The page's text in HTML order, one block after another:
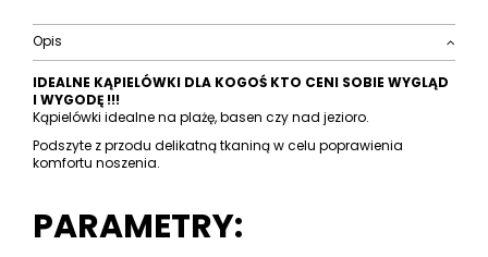
Opis
IDEALNE KĄPIELÓWKI DLA KOGOŚ KTO CENI SOBIE WYGLĄD
I WYGODĘ !!!
Kąpielówki idealne na plażę, basen czy nad jezioro.
Podszyte z przodu delikatną tkaniną w celu poprawienia
komfortu noszenia.
PARAMETRY: